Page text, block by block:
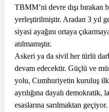
TBMM’ni devre dışı
yerleştirilmiştir. Aradan 3 yıl
siyasi ayağını ortaya
atılmamıştır.
Askeri ya da sivil her türlü
devam edecektir. Güçlü ve
yolu, Cumhuriyetin kuruluş
ayrılığına dayalı demokratik,
esaslarına sarılmaktan geçiyor.